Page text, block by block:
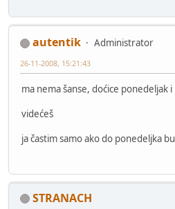
autentik
Administrator
26-11-2008, 15:21:43
ma nema šanse, doćice ponedeljak
videćeš
ja častim samo ako do ponedeljka
STRANACH